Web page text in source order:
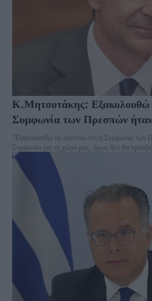
Κ.Μητσοτάκης: Εξακολουθώ
Συμφωνία των Πρεσπών
"Εξακολουθώ να πιστεύω ότι η Συμφωνία των
Συμφωνία για τη χώρα μας, όμως δεν θα